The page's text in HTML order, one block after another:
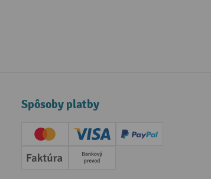
Spôsoby platby
Creditcard (Master)Creditcard (Visa)
PayPal
Faktúra Predplatba